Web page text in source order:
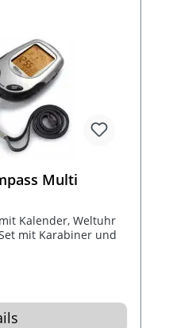
Multi
Kalender, Weltuhr
mit Karabiner und